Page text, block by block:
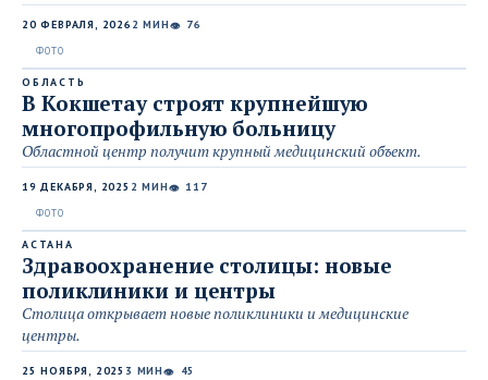
20 ФЕВРАЛЯ, 2026 2 МИН👁 76
ОБЛАСТЬ
В Кокшетау строят крупнейшую
многопрофильную больницу
Областной центр получит крупный медицинский объект.
19 ДЕКАБРЯ, 2025 2 МИН👁 117
АСТАНА
Здравоохранение столицы: новые
поликлиники и центры
Столица открывает новые поликлиники и медицинские
центры.
25 НОЯБРЯ, 2025 3 МИН👁 45